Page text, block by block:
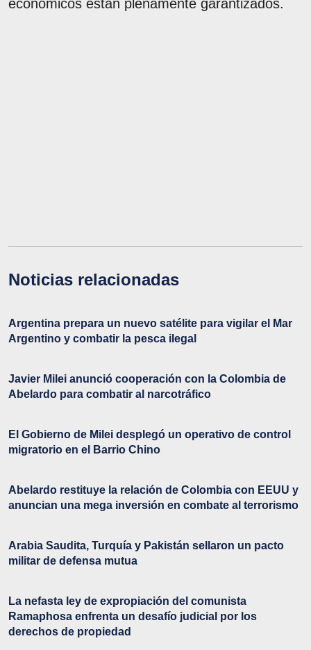
económicos están plenamente garantizados.
Noticias relacionadas
Argentina prepara un nuevo satélite para vigilar el Mar
Argentino y combatir la pesca ilegal
Javier Milei anunció cooperación con la Colombia de
Abelardo para combatir al narcotráfico
El Gobierno de Milei desplegó un operativo de control
migratorio en el Barrio Chino
Abelardo restituye la relación de Colombia con EEUU y
anuncian una mega inversión en combate al terrorismo
Arabia Saudita, Turquía y Pakistán sellaron un pacto
militar de defensa mutua
La nefasta ley de expropiación del comunista
Ramaphosa enfrenta un desafío judicial por los
derechos de propiedad